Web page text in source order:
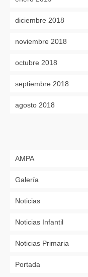
diciembre 2018
noviembre 2018
octubre 2018
septiembre 2018
agosto 2018
AMPA
Galería
Noticias
Noticias Infantil
Noticias Primaria
Portada